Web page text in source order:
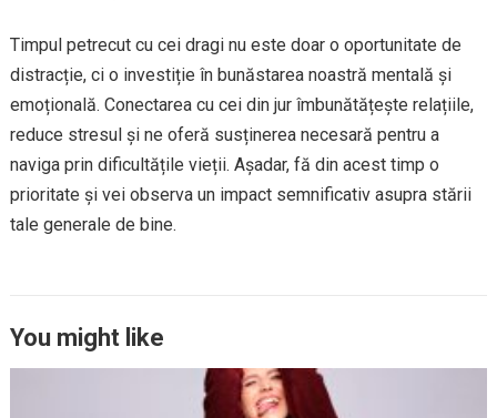
Timpul petrecut cu cei dragi nu este doar o oportunitate de
distracție, ci o investiție în bunăstarea noastră mentală și
emoțională. Conectarea cu cei din jur îmbunătățește relațiile,
reduce stresul și ne oferă susținerea necesară pentru a
naviga prin dificultățile vieții. Așadar, fă din acest timp o
prioritate și vei observa un impact semnificativ asupra stării
tale generale de bine.
You might like